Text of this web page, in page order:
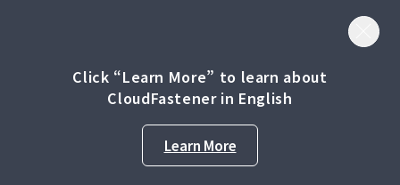
Click “Learn More” to learn about
CloudFastener in English
Learn More